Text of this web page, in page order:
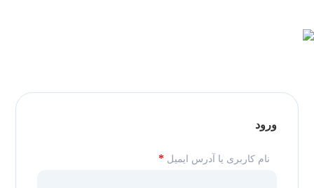
ورود
نام کاربری یا آدرس ایمیل*